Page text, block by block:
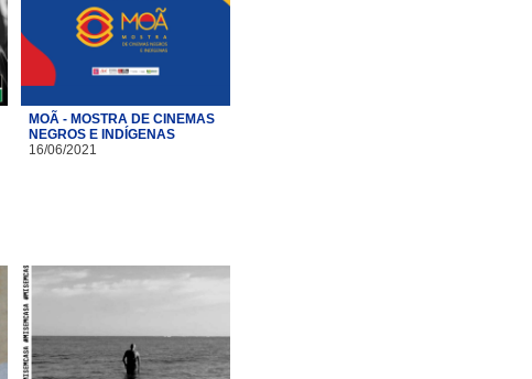
MOÃ - MOSTRA DE CINEMAS
NEGROS E INDÍGENAS
16/06/2021